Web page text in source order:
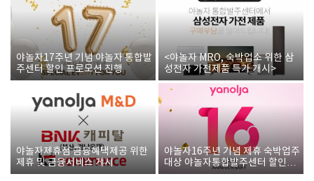
야놀자17주년 기념 야놀자 통합발
주센터 할인 프로모션 진행
<야놀자 MRO, 숙박업소 위한 삼
성전자 가전제품 특가 개시>
야놀자제휴점 금융혜택제공 위한
제휴 및 금융서비스 게시
야놀자16주년 기념 제휴 숙박업주
대상 야놀자통합발주센터 할인쿠
폰 증정